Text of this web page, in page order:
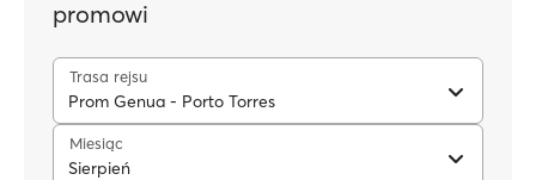
promowi
Trasa rejsu
Prom Genua - Porto Torres
Miesiąc
Sierpień